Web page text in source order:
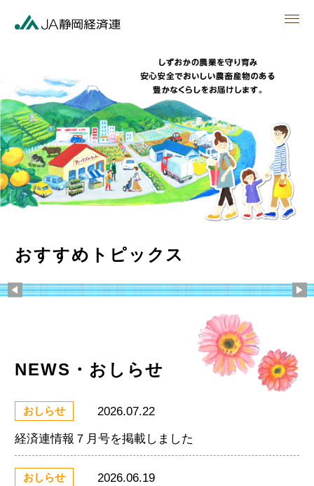
おすすめトピックス
Previous
NEWS・おしらせ
おしらせ 2026.07.22
経済連情報７月号を掲載しました
おしらせ 2026.06.19